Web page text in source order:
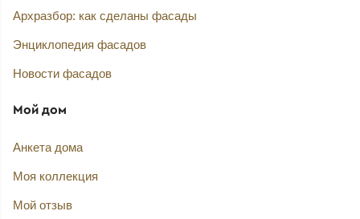
Архразбор: как сделаны фасады
Энциклопедия фасадов
Новости фасадов
Мой дом
Анкета дома
Моя коллекция
Мой отзыв